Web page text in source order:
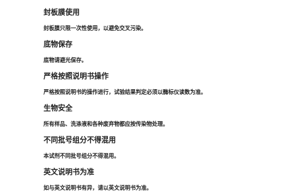
封板膜使用
封板膜只限一次性使用，以避免交叉污染。
底物保存
底物请避光保存。
严格按照说明书操作
严格按照说明书的操作进行，试验结果判定必须以酶标仪读数为准。
生物安全
所有样品、洗涤液和各种废弃物都应按传染物处理。
不同批号组分不得混用
本试剂不同批号组分不得混用。
英文说明书为准
如与英文说明书有异，请以英文说明书为准。